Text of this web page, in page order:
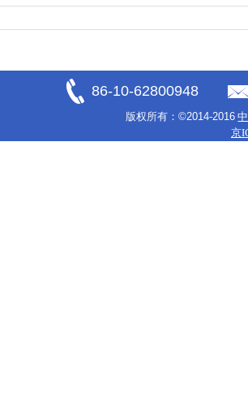
86-10-62800948
版权所有：©2014-2016
京